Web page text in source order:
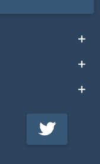
Twitter